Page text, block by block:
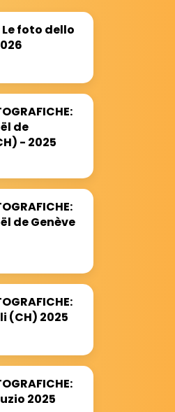
Le foto dello
de
- 2025
de Genève
(CH) 2025
2025